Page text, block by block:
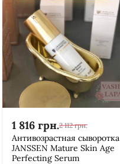
1 816 грн.2 112 грн.
Антивозрастная сыворотка
JANSSEN Mature Skin Age
Perfecting Serum